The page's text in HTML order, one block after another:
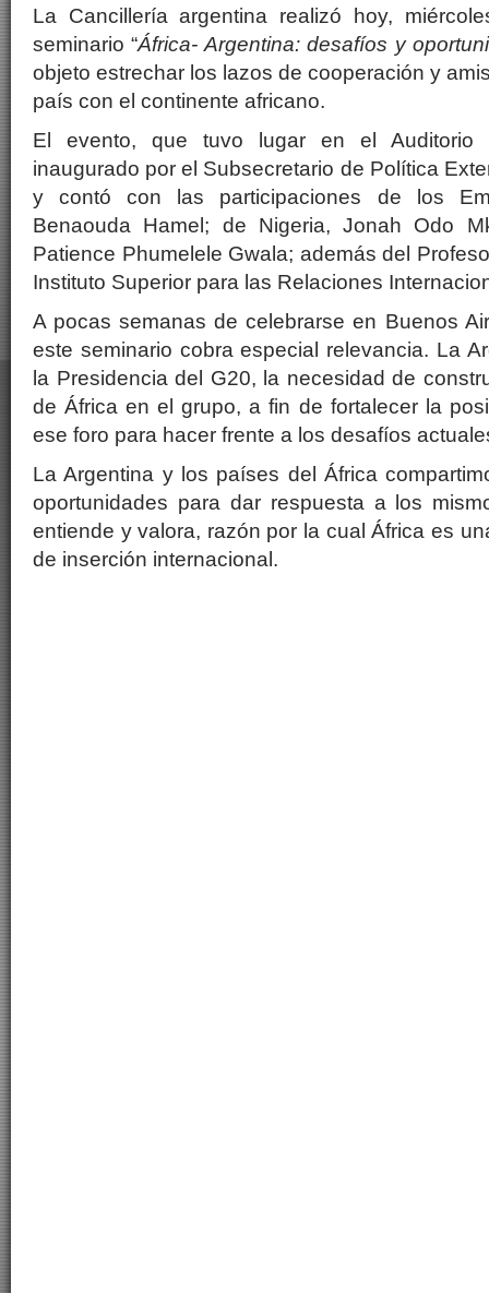
La Cancillería argentina realizó hoy,
seminario “África- Argentina: desafíos y
objeto estrechar los lazos de cooperación y
país con el continente africano.
El evento, que tuvo lugar en el Auditorio
inaugurado por el Subsecretario de Política
y contó con las participaciones de los
Benaouda Hamel; de Nigeria, Jonah Odo
Patience Phumelele Gwala; además del
Instituto Superior para las Relaciones
A pocas semanas de celebrarse en Buenos
este seminario cobra especial relevancia. La
la Presidencia del G20, la necesidad de
de África en el grupo, a fin de fortalecer la
ese foro para hacer frente a los desafíos
La Argentina y los países del África
oportunidades para dar respuesta a los
entiende y valora, razón por la cual África es
de inserción internacional.